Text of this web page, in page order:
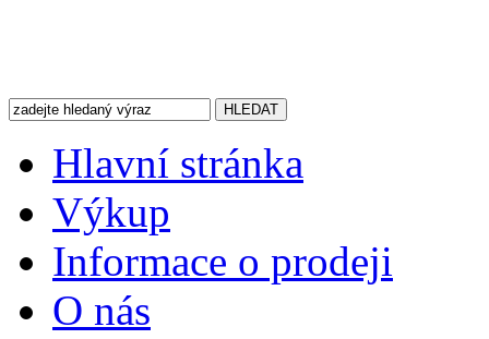
Hlavní stránka
Výkup
Informace o prodeji
O nás